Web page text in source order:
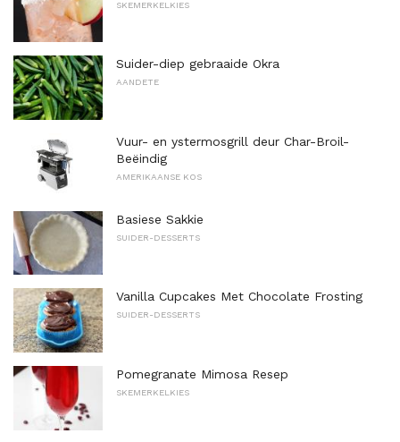
SKEMERKELKIES
Suider-diep gebraaide Okra
AANDETE
Vuur- en ystermosgrill deur Char-Broil-
Beëindig
AMERIKAANSE KOS
Basiese Sakkie
SUIDER-DESSERTS
Vanilla Cupcakes Met Chocolate Frosting
SUIDER-DESSERTS
Pomegranate Mimosa Resep
SKEMERKELKIES